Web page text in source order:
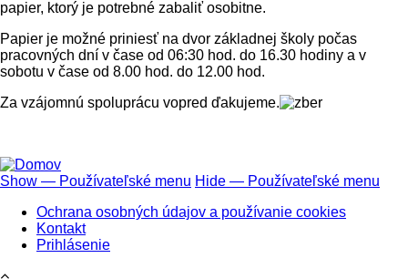
papier, ktorý je potrebné zabaliť osobitne.
Papier je možné priniesť na dvor základnej školy počas
pracovných dní v čase od 06:30 hod. do 16.30 hodiny a v
sobotu v čase od 8.00 hod. do 12.00 hod.
Za vzájomnú spoluprácu vopred ďakujeme.
Používateľské
menu
Show — Používateľské menu Hide — Používateľské menu
Ochrana osobných údajov a používanie cookies
Kontakt
Prihlásenie